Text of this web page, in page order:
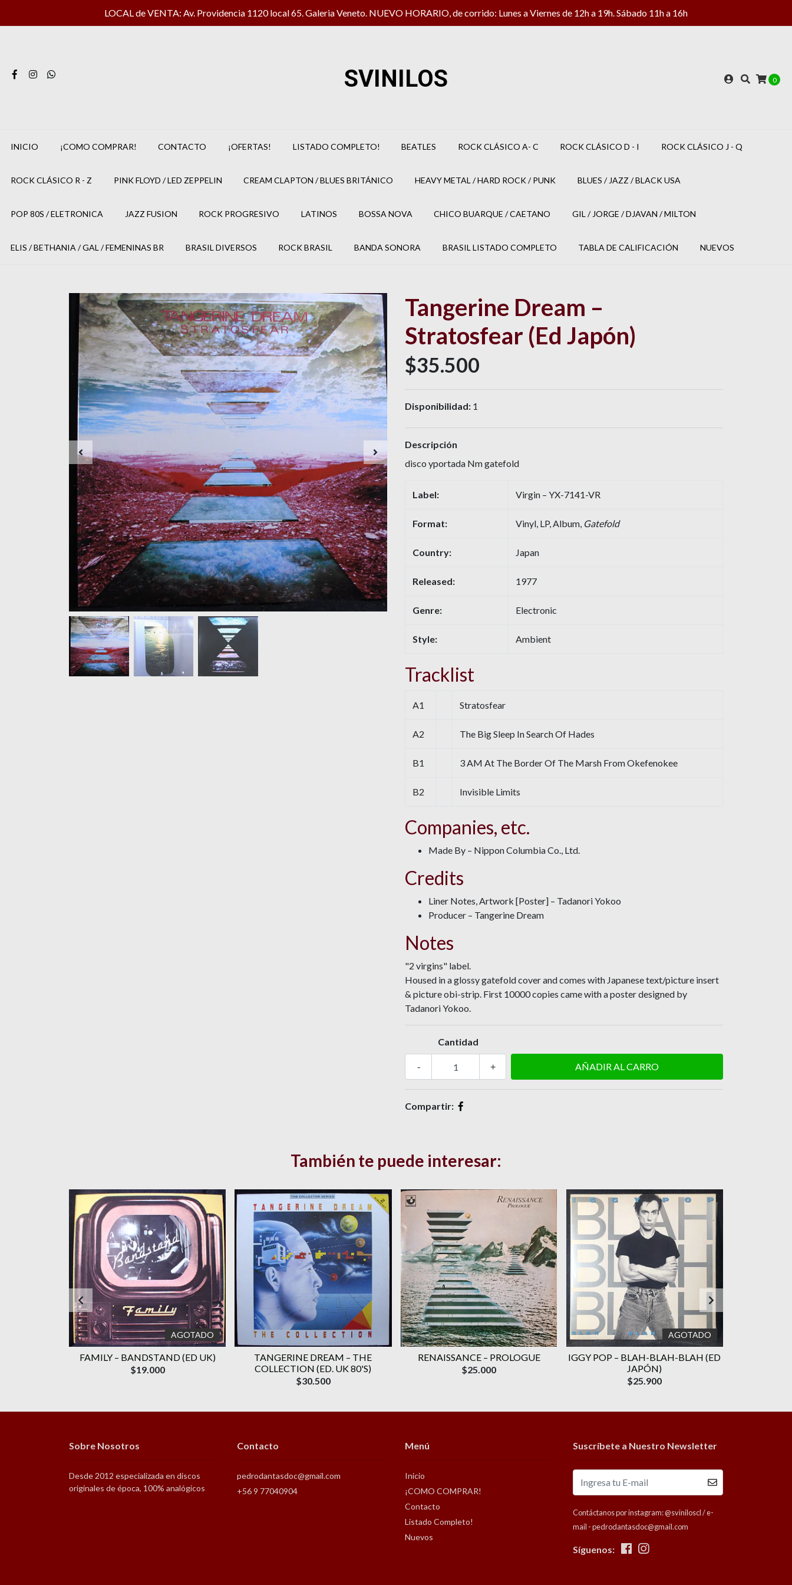
LOCAL de VENTA: Av. Providencia 1120 local 65. Galeria Veneto. NUEVO HORARIO, de corrido: Lunes a Viernes de 12h a 19h. Sábado 11h a 16h
SVINILOS 0
INICIO ¡COMO COMPRAR! CONTACTO ¡OFERTAS! LISTADO COMPLETO! BEATLES ROCK CLÁSICO A- C ROCK CLÁSICO D - I ROCK CLÁSICO J - Q
ROCK CLÁSICO R - Z PINK FLOYD / LED ZEPPELIN CREAM CLAPTON / BLUES BRITÁNICO HEAVY METAL / HARD ROCK / PUNK BLUES / JAZZ / BLACK USA
POP 80S / ELETRONICA JAZZ FUSION ROCK PROGRESIVO LATINOS BOSSA NOVA CHICO BUARQUE / CAETANO GIL / JORGE / DJAVAN / MILTON
ELIS / BETHANIA / GAL / FEMENINAS BR BRASIL DIVERSOS ROCK BRASIL BANDA SONORA BRASIL LISTADO COMPLETO TABLA DE CALIFICACIÓN NUEVOS
Tangerine Dream –
Stratosfear (Ed Japón)
$35.500
Disponibilidad: 1
Descripción
disco yportada Nm gatefold
Label: Virgin – YX-7141-VR
Format: Vinyl, LP, Album, Gatefold
Country: Japan
Released: 1977
Genre: Electronic
Style: Ambient
Tracklist
A1 Stratosfear
A2 The Big Sleep In Search Of Hades
B1 3 AM At The Border Of The Marsh From Okefenokee
B2 Invisible Limits
Companies, etc.
Made By – Nippon Columbia Co., Ltd.
Credits
Liner Notes, Artwork [Poster] – Tadanori Yokoo
Producer – Tangerine Dream
Notes
"2 virgins" label.
Housed in a glossy gatefold cover and comes with Japanese text/picture insert
& picture obi-strip. First 10000 copies came with a poster designed by
Tadanori Yokoo.
Cantidad
+
-
Compartir:
También te puede interesar:
AGOTADO
FAMILY ‎– BANDSTAND (ED UK)
$19.000
TANGERINE DREAM – THE
COLLECTION (ED. UK 80'S)
$30.500
RENAISSANCE – PROLOGUE
$25.000
AGOTADO
IGGY POP – BLAH-BLAH-BLAH (ED
JAPÓN)
$25.900
Sobre Nosotros
Desde 2012 especializada en discos
originales de época, 100% analógicos
Contacto
pedrodantasdoc@gmail.com
+56 9 77040904
Menú
Inicio
¡COMO COMPRAR!
Contacto
Listado Completo!
Nuevos
Suscríbete a Nuestro Newsletter
Contáctanos por instagram: @sviniloscl / e-
mail - pedrodantasdoc@gmail.com
Síguenos: